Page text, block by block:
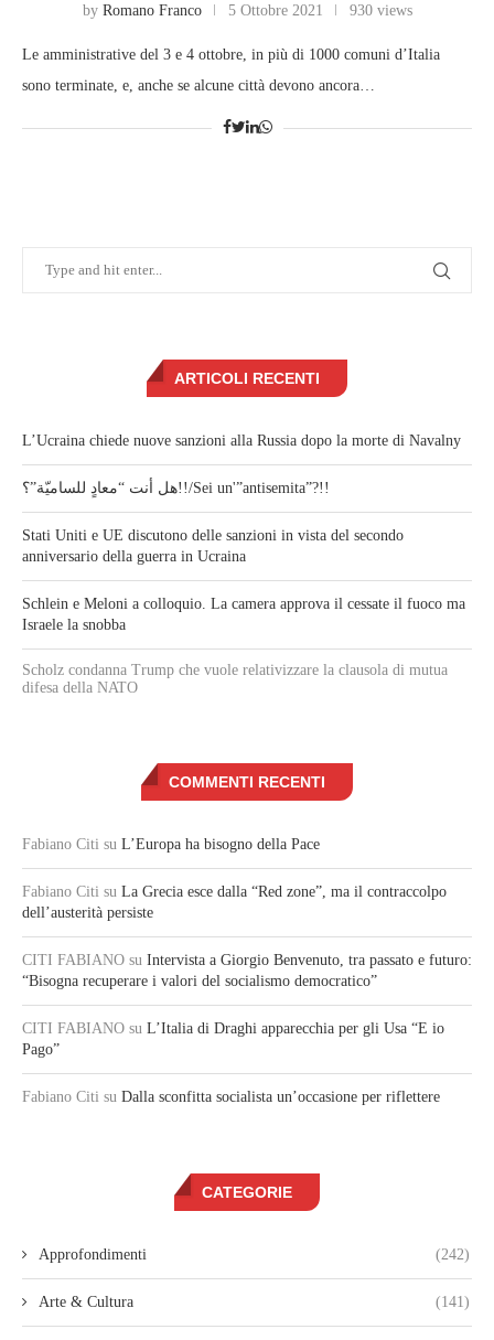
by Romano Franco 5 Ottobre 2021 930 views
Le amministrative del 3 e 4 ottobre, in più di 1000 comuni d’Italia
sono terminate, e, anche se alcune città devono ancora…
ARTICOLI RECENTI
L’Ucraina chiede nuove sanzioni alla Russia dopo la morte di Navalny
هل أنت “معادٍ للساميّة”؟!!/Sei un'”antisemita”?!!
Stati Uniti e UE discutono delle sanzioni in vista del secondo
anniversario della guerra in Ucraina
Schlein e Meloni a colloquio. La camera approva il cessate il fuoco ma
Israele la snobba
Scholz condanna Trump che vuole relativizzare la clausola di mutua
difesa della NATO
COMMENTI RECENTI
Fabiano Citi su L’Europa ha bisogno della Pace
Fabiano Citi su La Grecia esce dalla “Red zone”, ma il contraccolpo
dell’austerità persiste
CITI FABIANO su Intervista a Giorgio Benvenuto, tra passato e futuro:
“Bisogna recuperare i valori del socialismo democratico”
CITI FABIANO su L’Italia di Draghi apparecchia per gli Usa “E io
Pago”
Fabiano Citi su Dalla sconfitta socialista un’occasione per riflettere
CATEGORIE
Approfondimenti (242)
Arte & Cultura (141)